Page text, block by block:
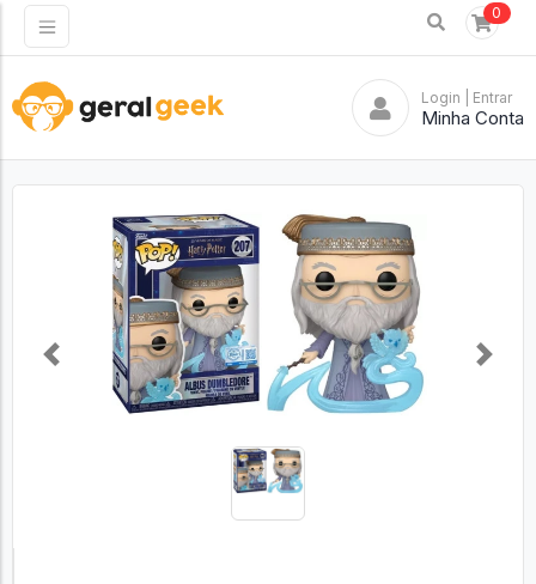
0
Login | Entrar
Minha Conta
Previous Next